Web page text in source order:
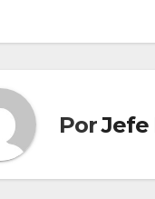
PorJefe